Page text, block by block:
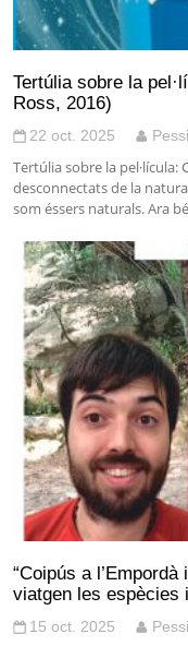
Tertúlia sobre la
Ross, 2016)
22 oct. 2025
Tertúlia sobre la pel·lícula:
desconnectats de la
som éssers naturals. Ara
“Coipús a
viatgen les espècies
15 oct. 2025